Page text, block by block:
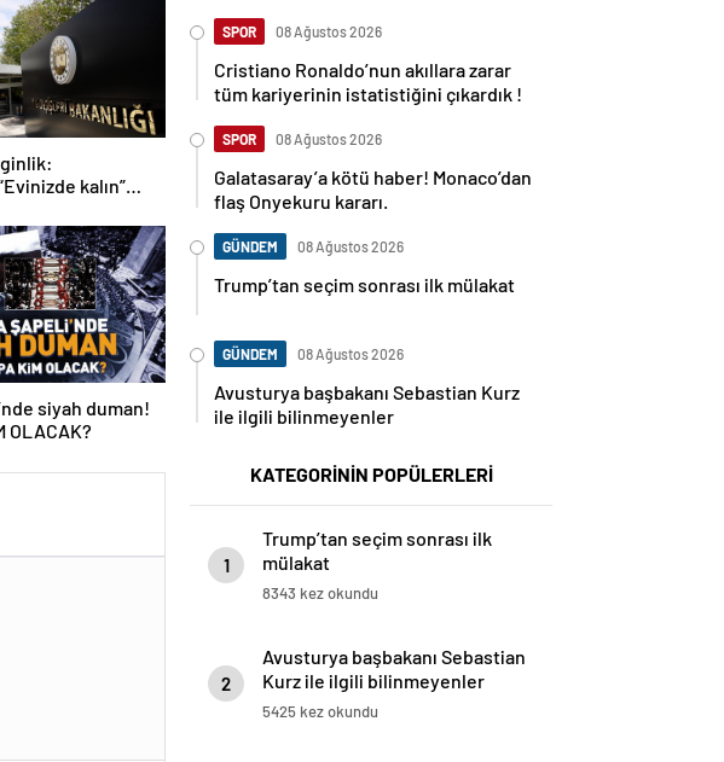
kalın”
siyah duman!
OLACAK?
SPOR 08 Ağustos 2026
Cristiano Ronaldo’nun akıllara zarar
tüm kariyerinin istatistiğini çıkardık !
SPOR 08 Ağustos 2026
Galatasaray’a kötü haber! Monaco’dan
flaş Onyekuru kararı.
GÜNDEM 08 Ağustos 2026
Trump’tan seçim sonrası ilk mülakat
GÜNDEM 08 Ağustos 2026
Avusturya başbakanı Sebastian Kurz
ile ilgili bilinmeyenler
KATEGORİNİN POPÜLERLERİ
1
Trump’tan seçim sonrası ilk
mülakat
8343 kez okundu
2
Avusturya başbakanı Sebastian
Kurz ile ilgili bilinmeyenler
5425 kez okundu